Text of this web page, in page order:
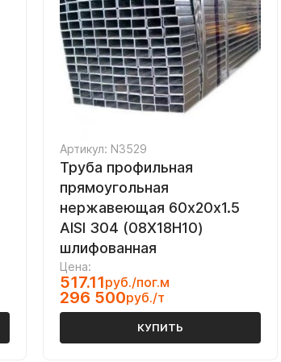
Артикул: N3529
Труба профильная
прямоугольная
нержавеющая 60х20х1.5
AISI 304 (08Х18Н10)
шлифованная
Цена:
517.11руб./пог.м
296 500руб./т
КУПИТЬ